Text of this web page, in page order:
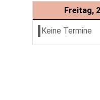
Freitag,
Keine Termine